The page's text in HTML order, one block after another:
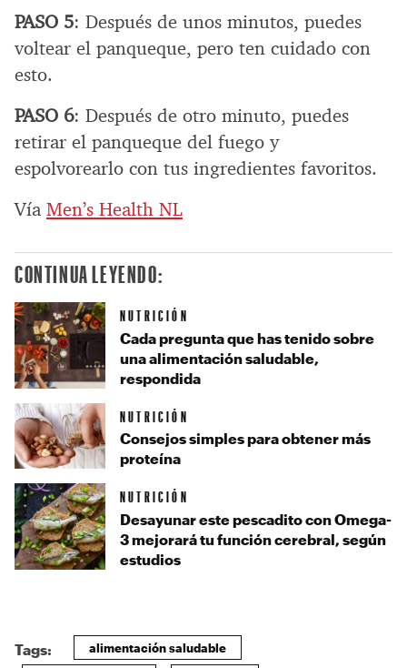
PASO 5: Después de unos minutos, puedes
voltear el panqueque, pero ten cuidado con
esto.
PASO 6: Después de otro minuto, puedes
retirar el panqueque del fuego y
espolvorearlo con tus ingredientes favoritos.
Vía Men’s Health NL
CONTINUA LEYENDO:
NUTRICIÓN
Cada pregunta que has tenido sobre
una alimentación saludable,
respondida
NUTRICIÓN
Consejos simples para obtener más
proteína
NUTRICIÓN
Desayunar este pescadito con Omega-
3 mejorará tu función cerebral, según
estudios
Tags: alimentación saludable